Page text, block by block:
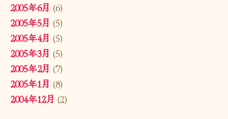
2005年6月 (6)
2005年5月 (5)
2005年4月 (5)
2005年3月 (5)
2005年2月 (7)
2005年1月 (8)
2004年12月 (2)